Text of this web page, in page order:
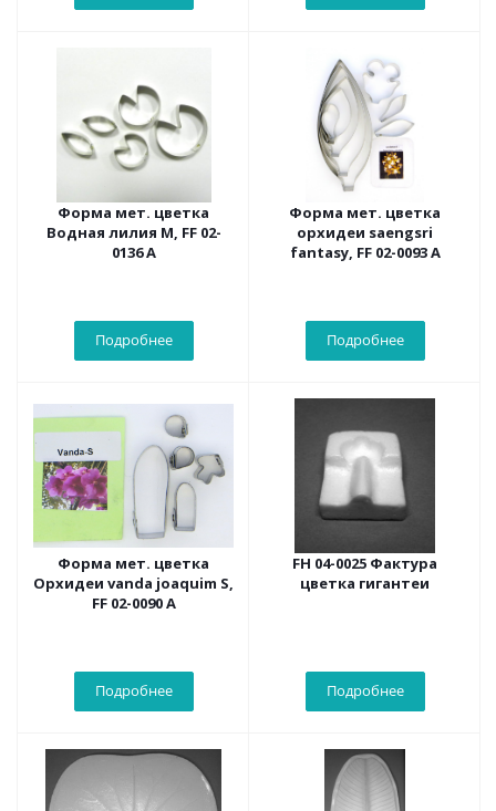
Форма мет. цветка
Водная лилия М, FF 02-
0136 А
Подробнее
Форма мет. цветка
орхидеи saengsri
fantasy, FF 02-0093 А
Подробнее
Форма мет. цветка
Орхидеи vanda joaquim S,
FF 02-0090 А
Подробнее
FH 04-0025 Фактура
цветка гигантеи
Подробнее